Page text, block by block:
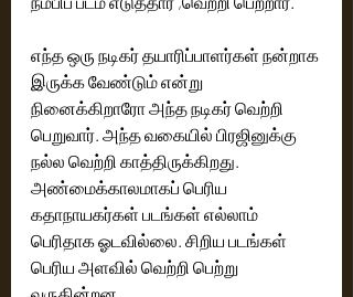
எந்த ஒரு நடிகர் தயாரிப்பாளர்கள் நன்றாக
இருக்க வேண்டும் என்று
நினைக்கிறாரோ அந்த நடிகர் வெற்றி
பெறுவார். அந்த வகையில் பிரஜினுக்கு
நல்ல வெற்றி காத்திருக்கிறது.
அண்மைக்காலமாகப் பெரிய
கதாநாயகர்கள் படங்கள் எல்லாம்
பெரிதாக ஓடவில்லை. சிறிய படங்கள்
பெரிய அளவில் வெற்றி பெற்று